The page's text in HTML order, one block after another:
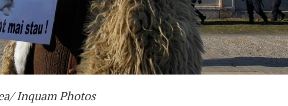
Inquam Photos